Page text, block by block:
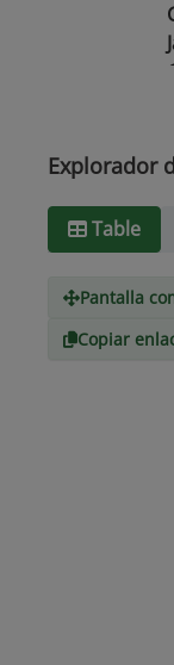
Tipo de
Explorador
Table
Pantalla
Copiar